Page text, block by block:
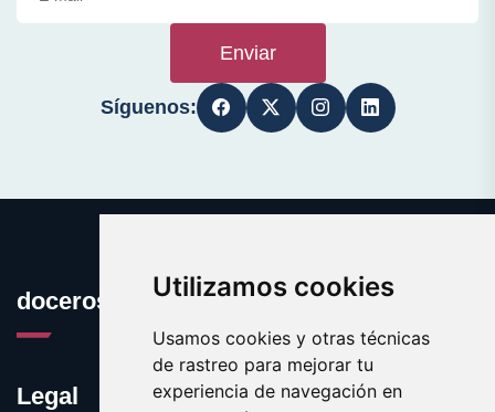
Utilizamos cookies
Usamos cookies y otras técnicas
de rastreo para mejorar tu
experiencia de navegación en
Enviar
Síguenos:
docerosas.com
Legal